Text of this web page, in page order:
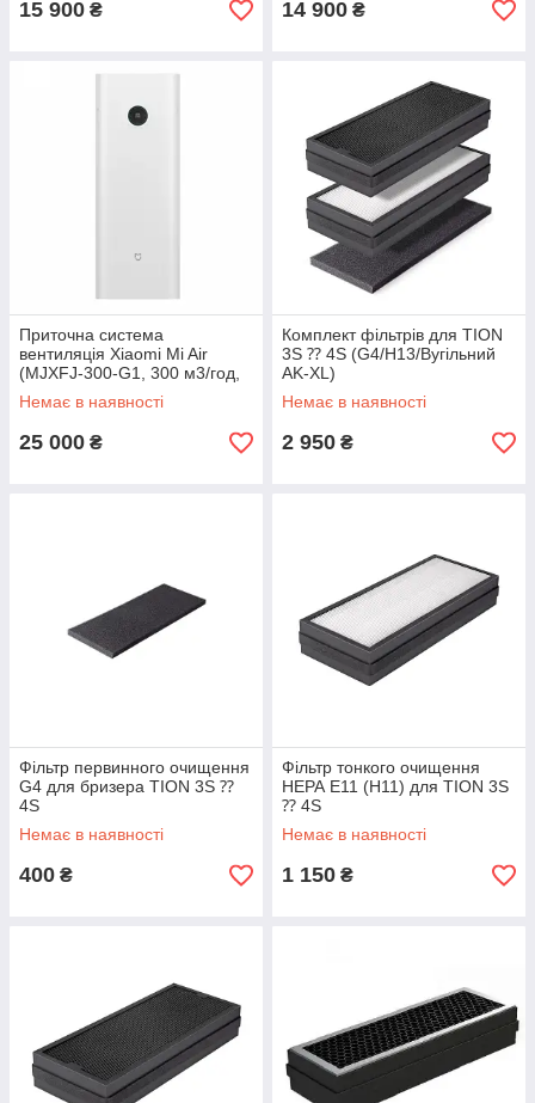
15 900 ₴ 14 900 ₴
Приточна система
вентиляція Xiaomi Mi Air
(MJXFJ-300-G1, 300 м3/год,
36 дБ)
Немає в наявності
25 000 ₴
Комплект фільтрів для TION
3S ⁇ 4S (G4/H13/Вугільний
AK-XL)
Немає в наявності
2 950 ₴
Фільтр первинного очищення
G4 для бризера TION 3S ⁇
4S
Немає в наявності
400 ₴
Фільтр тонкого очищення
НЕРА E11 (H11) для TION 3S
⁇ 4S
Немає в наявності
1 150 ₴